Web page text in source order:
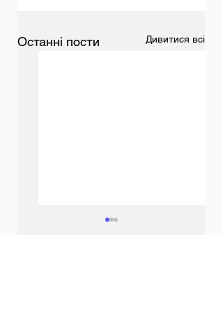
Останні пости Дивитися всі